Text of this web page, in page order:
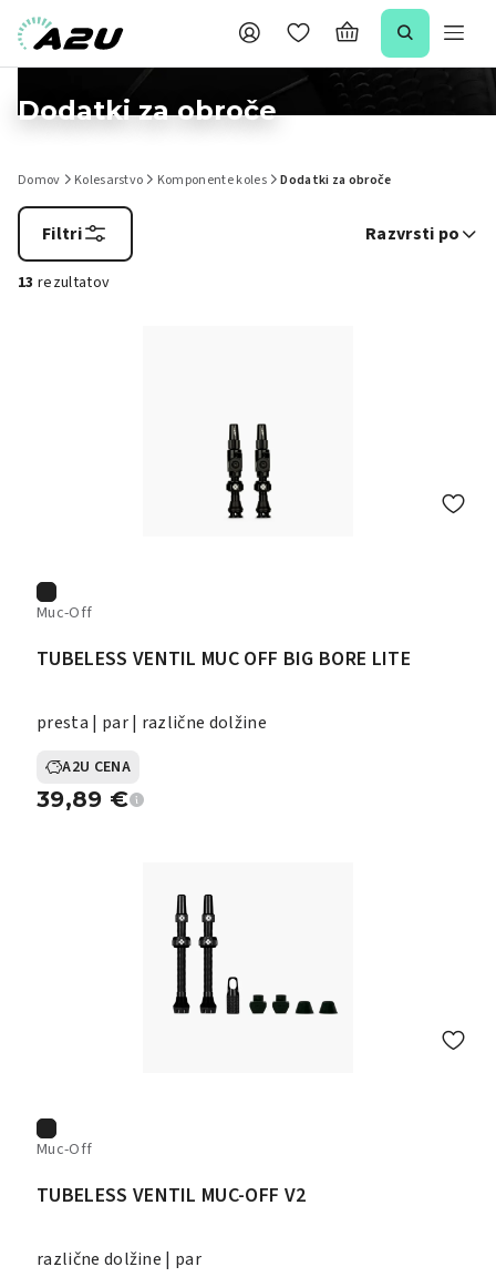
Dodatki za obroče
Domov Kolesarstvo Komponente koles Dodatki za obroče
Filtri
13 rezultatov
Razvrsti po
Muc-Off
TUBELESS VENTIL MUC OFF BIG BORE LITE
presta | par | različne dolžine
A2U CENA
39,89 €
Muc-Off
TUBELESS VENTIL MUC-OFF V2
različne dolžine | par